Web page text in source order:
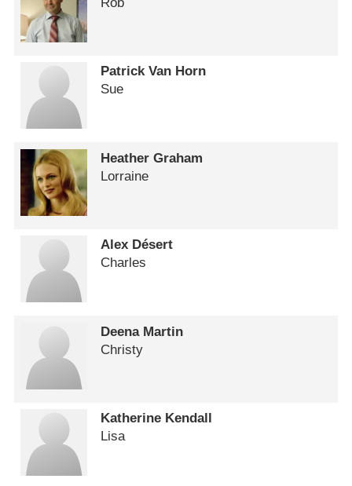
Patrick Van Horn
Sue
Heather Graham
Lorraine
Alex Désert
Charles
Deena Martin
Christy
Katherine Kendall
Lisa